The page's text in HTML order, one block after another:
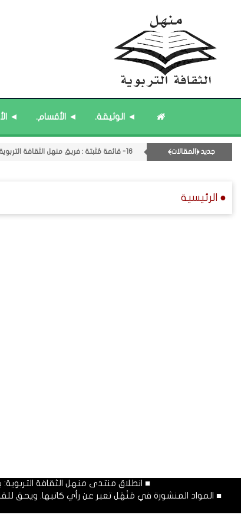
◄ الوثيقة. ◄ الأقسام. ◄
جديد ﴿المقالات﴾ 16- قائمة مُثبتة : فريق منهل الثقافة التربوية.
● الرئيسية
■ انطلاق منتدى منهل الثقافة التربوية: يوم السبت المصادف
■ المواد المنشورة في مَنْهَل تعبر عن رأي كاتبها. ويحق